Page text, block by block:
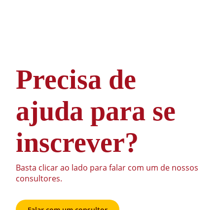
Precisa de
ajuda para se
inscrever?
Basta clicar ao lado para falar com um de nossos
consultores.